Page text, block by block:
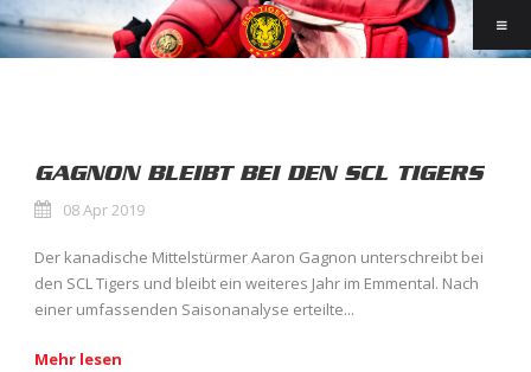
GAGNON BLEIBT BEI DEN SCL TIGERS
08 Apr 2019
Der kanadische Mittelstürmer Aaron Gagnon unterschreibt bei
den SCL Tigers und bleibt ein weiteres Jahr im Emmental. Nach
einer umfassenden Saisonanalyse erteilte...
Mehr lesen